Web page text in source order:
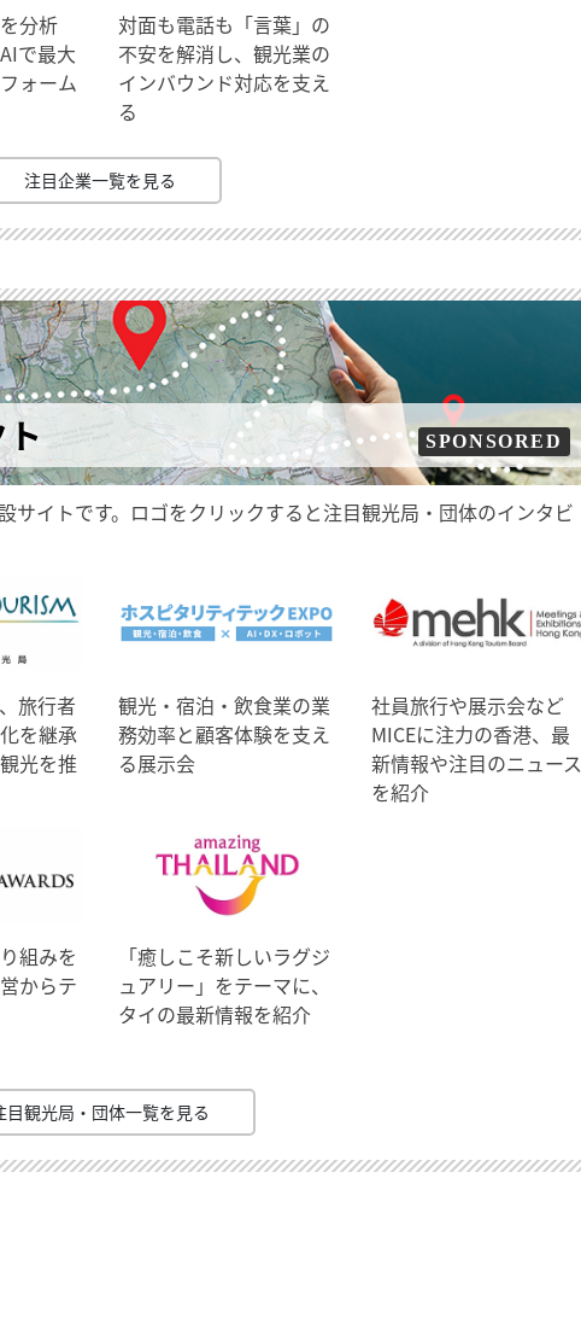
分析
で最大
ォーム
対面も電話も「言葉」の
不安を解消し、観光業の
インバウンド対応を支え
る
注目企業一覧を見る
SPONSORED
サイトです。ロゴをクリックすると注目観光局・団体のインタビ
旅行者
を継承
光を推
観光・宿泊・飲食業の業
務効率と顧客体験を支え
る展示会
社員旅行や展示会など
MICEに注力の香港、最
新情報や注目のニュース
を紹介
組みを
からテ
「癒しこそ新しいラグジ
ュアリー」をテーマに、
タイの最新情報を紹介
目観光局・団体一覧を見る